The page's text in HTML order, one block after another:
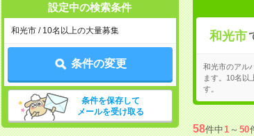
設定中の検索条件
和光市 / 10名以上の大量募集
条件の変更
条件を保存して
メールを受け取る
和光市
和光市のアル
ます。10名以
す。
58件中1～50